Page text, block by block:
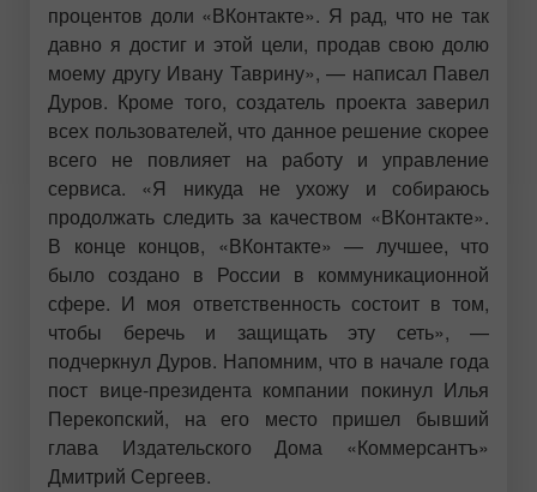
процентов доли «ВКонтакте». Я рад, что не так
давно я достиг и этой цели, продав свою долю
моему другу Ивану Таврину», — написал Павел
Дуров. Кроме того, создатель проекта заверил
всех пользователей, что данное решение скорее
всего не повлияет на работу и управление
сервиса. «Я никуда не ухожу и собираюсь
продолжать следить за качеством «ВКонтакте».
В конце концов, «ВКонтакте» — лучшее, что
было создано в России в коммуникационной
сфере. И моя ответственность состоит в том,
чтобы беречь и защищать эту сеть», —
подчеркнул Дуров. Напомним, что в начале года
пост вице-президента компании покинул Илья
Перекопский, на его место пришел бывший
глава Издательского Дома «Коммерсантъ»
Дмитрий Сергеев.